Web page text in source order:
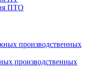
ПТО
производственных
производственных